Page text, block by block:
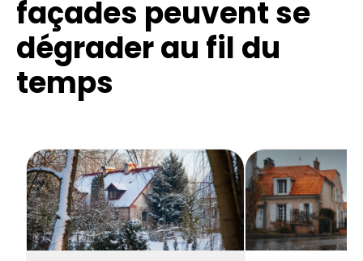
façades peuvent se
dégrader au fil du
temps